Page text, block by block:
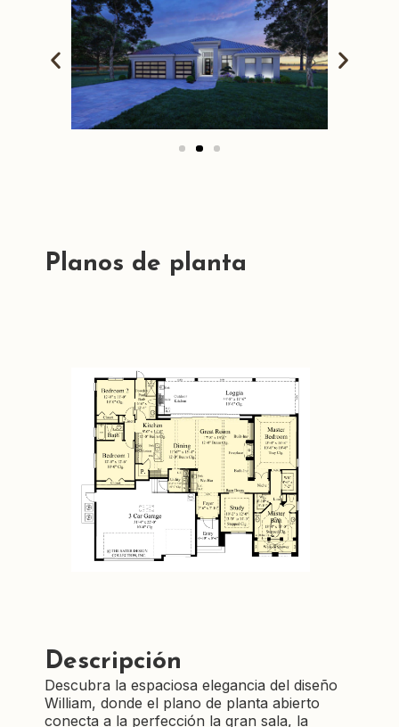
Planos de planta
Descripción
Descubra la espaciosa elegancia del diseño
William, donde el plano de planta abierto
conecta a la perfección la gran sala, la